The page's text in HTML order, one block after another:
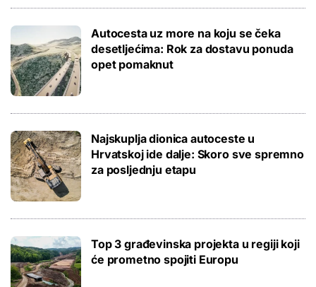
Autocesta uz more na koju se čeka
desetljećima: Rok za dostavu ponuda
opet pomaknut
Najskuplja dionica autoceste u
Hrvatskoj ide dalje: Skoro sve spremno
za posljednju etapu
Top 3 građevinska projekta u regiji koji
će prometno spojiti Europu